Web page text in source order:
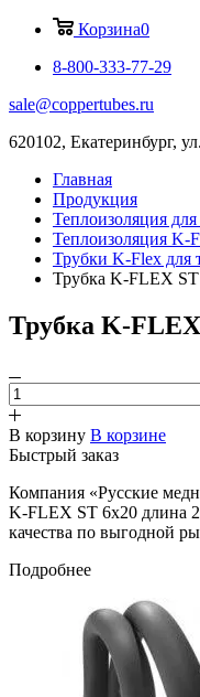
Корзина0
8-800-333-77-29
sale@coppertubes.ru
620102, Екатеринбург,
Главная
Продукция
Теплоизоляция
Теплоизоляция K-
Трубки K-Flex для
Трубка K-FLEX
Трубка K-
В корзину В корзине
Быстрый заказ
Компания «Русские
K-FLEX ST 6х20 длина
качества по выгодной
Подробнее